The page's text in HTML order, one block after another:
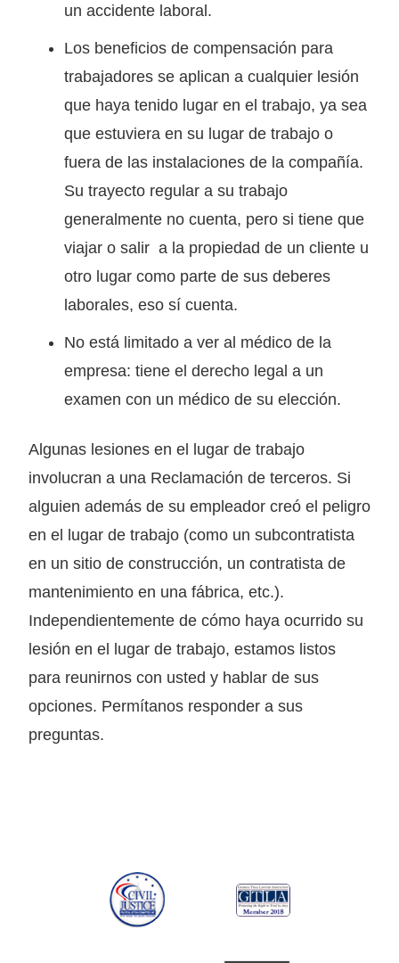
un accidente laboral.
Los beneficios de compensación para
trabajadores se aplican a cualquier lesión
que haya tenido lugar en el trabajo, ya sea
que estuviera en su lugar de trabajo o
fuera de las instalaciones de la compañía.
Su trayecto regular a su trabajo
generalmente no cuenta, pero si tiene que
viajar o salir a la propiedad de un cliente u
otro lugar como parte de sus deberes
laborales, eso sí cuenta.
No está limitado a ver al médico de la
empresa: tiene el derecho legal a un
examen con un médico de su elección.
Algunas lesiones en el lugar de trabajo
involucran a una Reclamación de terceros. Si
alguien además de su empleador creó el peligro
en el lugar de trabajo (como un subcontratista
en un sitio de construcción, un contratista de
mantenimiento en una fábrica, etc.).
Independientemente de cómo haya ocurrido su
lesión en el lugar de trabajo, estamos listos
para reunirnos con usted y hablar de sus
opciones. Permítanos responder a sus
preguntas.